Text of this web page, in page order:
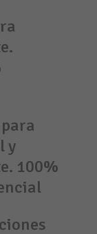
y
100%